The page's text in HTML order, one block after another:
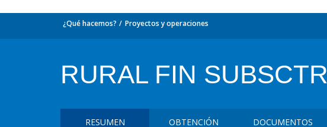
¿Qué hacemos? Proyectos y operaciones
RURAL FIN SUBSCTR
RESUMEN OBTENCIÓN DOCUMENTOS